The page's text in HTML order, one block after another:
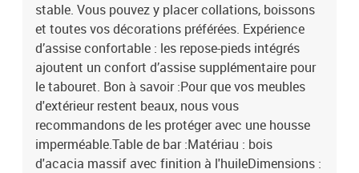
stable. Vous pouvez y placer collations, boissons
et toutes vos décorations préférées. Expérience
d’assise confortable : les repose-pieds intégrés
ajoutent un confort d’assise supplémentaire pour
le tabouret. Bon à savoir :Pour que vos meubles
d'extérieur restent beaux, nous vous
recommandons de les protéger avec une housse
imperméable.Table de bar :Matériau : bois
d'acacia massif avec finition à l'huileDimensions :